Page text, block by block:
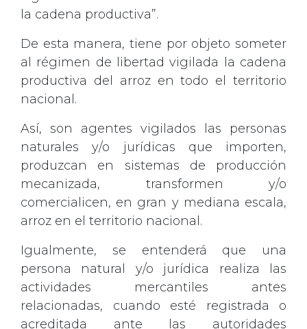
la cadena productiva”.
De esta manera, tiene por objeto someter
al régimen de libertad vigilada la cadena
productiva del arroz en todo el territorio
nacional.
Así, son agentes vigilados las personas
naturales y/o jurídicas que importen,
produzcan en sistemas de producción
mecanizada, transformen y/o
comercialicen, en gran y mediana escala,
arroz en el territorio nacional.
Igualmente, se entenderá que una
persona natural y/o jurídica realiza las
actividades mercantiles antes
relacionadas, cuando esté registrada o
acreditada ante las autoridades